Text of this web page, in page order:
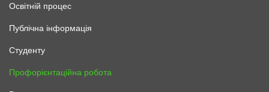
Освітній процес
Публічна інформація
Студенту
Профорієнтаційна робота